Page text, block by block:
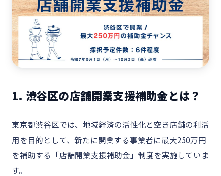
1. 渋谷区の店舗開業支援補助金とは？
東京都渋谷区では、地域経済の活性化と空き店舗の利活
用を目的として、新たに開業する事業者に最大250万円
を補助する「店舗開業支援補助金」制度を実施していま
す。